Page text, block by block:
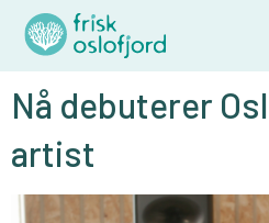
Nå debuterer
artist